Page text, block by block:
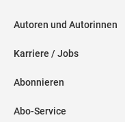
Autoren und Autorinnen
Karriere / Jobs
Abonnieren
Abo-Service